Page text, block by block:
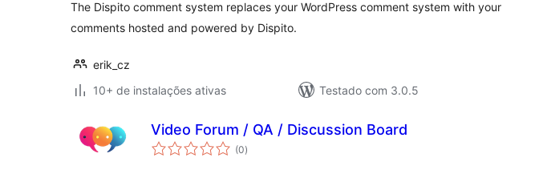
The Dispito comment system replaces your WordPress comment system with your
comments hosted and powered by Dispito.
erik_cz
10+ de instalações ativas
Testado com 3.0.5
Video Forum / QA / Discussion Board
(0total
de
)